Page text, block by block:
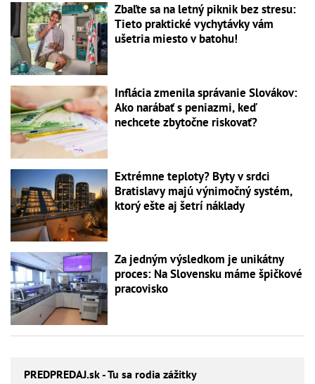
Zbaľte sa na letný piknik bez stresu:
Tieto praktické vychytávky vám
ušetria miesto v batohu!
Inflácia zmenila správanie Slovákov:
Ako narábať s peniazmi, keď
nechcete zbytočne riskovať?
Extrémne teploty? Byty v srdci
Bratislavy majú výnimočný systém,
ktorý ešte aj šetrí náklady
Za jedným výsledkom je unikátny
proces: Na Slovensku máme špičkové
pracovisko
PREDPREDAJ.sk - Tu sa rodia zážitky